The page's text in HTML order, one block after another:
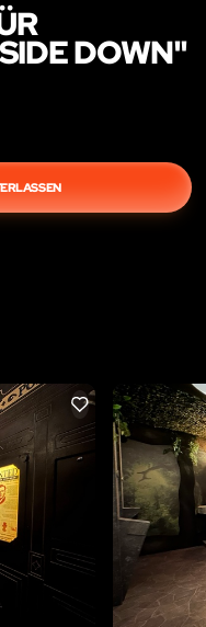
DOWN"
LIKE